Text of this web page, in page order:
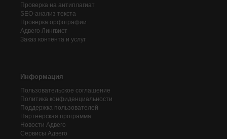
Проверка на антиплагиат
SEO-анализ текста
Проверка орфографии
Адвего Лингвист
Заказ контента и услуг
Информация
Пользовательское соглашение
Политика конфиденциальности
Поддержка пользователей
Партнерская программа
Новости Адвего
Сервисы Адвего